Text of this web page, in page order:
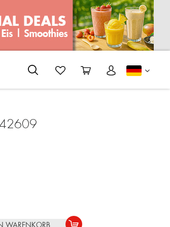
42609
WARENKORB